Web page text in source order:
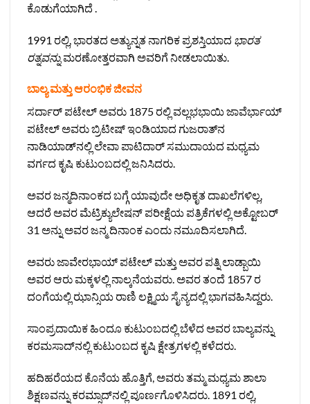
ಕೊಡುಗೆಯಾಗಿದೆ .
1991 ರಲ್ಲಿ, ಭಾರತದ ಅತ್ಯುನ್ನತ ನಾಗರಿಕ ಪ್ರಶಸ್ತಿಯಾದ ಭಾರತ
ರತ್ನವನ್ನುಮರಣೋತ್ತರವಾಗಿ ಅವರಿಗೆ ನೀಡಲಾಯಿತು.
ಬಾಲ್ಯ ಮತ್ತು ಆರಂಭಿಕ ಜೀವನ
ಸರ್ದಾರ್ ಪಟೇಲ್ ಅವರು 1875 ರಲ್ಲಿ ವಲ್ಲಭಭಾಯಿ ಜಾವೆರ್ಭಾಯ್
ಪಟೇಲ್ ಅವರು ಬ್ರಿಟೀಷ್ ಇಂಡಿಯಾದ ಗುಜರಾತ್‌ನ
ನಾಡಿಯಾಡ್‌ನಲ್ಲಿ ಲೇವಾ ಪಾಟಿದಾರ್ ಸಮುದಾಯದ ಮಧ್ಯಮ
ವರ್ಗದ ಕೃಷಿ ಕುಟುಂಬದಲ್ಲಿ ಜನಿಸಿದರು.
ಅವರ ಜನ್ಮದಿನಾಂಕದ ಬಗ್ಗೆ ಯಾವುದೇ ಅಧಿಕೃತ ದಾಖಲೆಗಳಿಲ್ಲ,
ಆದರೆ ಅವರ ಮೆಟ್ರಿಕ್ಯುಲೇಷನ್ ಪರೀಕ್ಷೆಯ ಪತ್ರಿಕೆಗಳಲ್ಲಿ ಅಕ್ಟೋಬರ್
31 ಅನ್ನು ಅವರ ಜನ್ಮ ದಿನಾಂಕ ಎಂದು ನಮೂದಿಸಲಾಗಿದೆ.
ಅವರು ಜಾವೇರಭಾಯ್ ಪಟೇಲ್ ಮತ್ತು ಅವರ ಪತ್ನಿ ಲಾಡ್ಬಾಯಿ
ಅವರ ಆರು ಮಕ್ಕಳಲ್ಲಿ ನಾಲ್ಕನೆಯವರು. ಅವರ ತಂದೆ 1857 ರ
ದಂಗೆಯಲ್ಲಿ ಝಾನ್ಸಿಯ ರಾಣಿ ಲಕ್ಷ್ಮಿಯ ಸೈನ್ಯದಲ್ಲಿ ಭಾಗವಹಿಸಿದ್ದರು.
ಸಾಂಪ್ರದಾಯಿಕ ಹಿಂದೂ ಕುಟುಂಬದಲ್ಲಿ ಬೆಳೆದ ಅವರ ಬಾಲ್ಯವನ್ನು
ಕರಮಸಾದ್‌ನಲ್ಲಿ ಕುಟುಂಬದ ಕೃಷಿ ಕ್ಷೇತ್ರಗಳಲ್ಲಿ ಕಳೆದರು.
ಹದಿಹರೆಯದ ಕೊನೆಯ ಹೊತ್ತಿಗೆ, ಅವರು ತಮ್ಮ ಮಧ್ಯಮ ಶಾಲಾ
ಶಿಕ್ಷಣವನ್ನು ಕರಮ್ಸಾದ್‌ನಲ್ಲಿ ಪೂರ್ಣಗೊಳಿಸಿದರು. 1891 ರಲ್ಲಿ,